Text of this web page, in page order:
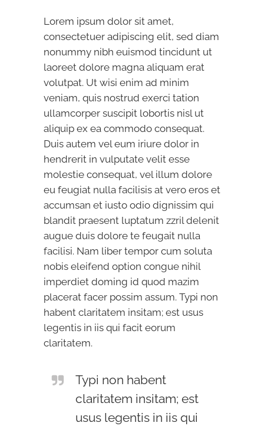
Lorem ipsum dolor sit amet,
consectetuer adipiscing elit, sed diam
nonummy nibh euismod tincidunt ut
laoreet dolore magna aliquam erat
volutpat. Ut wisi enim ad minim
veniam, quis nostrud exerci tation
ullamcorper suscipit lobortis nisl ut
aliquip ex ea commodo consequat.
Duis autem vel eum iriure dolor in
hendrerit in vulputate velit esse
molestie consequat, vel illum dolore
eu feugiat nulla facilisis at vero eros et
accumsan et iusto odio dignissim qui
blandit praesent luptatum zzril delenit
augue duis dolore te feugait nulla
facilisi. Nam liber tempor cum soluta
nobis eleifend option congue nihil
imperdiet doming id quod mazim
placerat facer possim assum. Typi non
habent claritatem insitam; est usus
legentis in iis qui facit eorum
claritatem.
Typi non habent
claritatem insitam; est
usus legentis in iis qui